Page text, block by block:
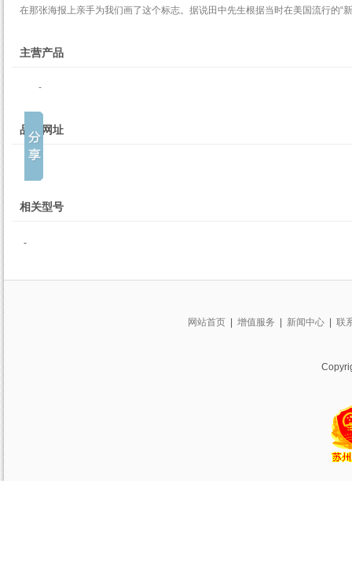
在那张海报上亲手为我们画了这个标志。据说田中先生根据当时在美国流行的“
主营产品
-
品牌网址
相关型号
-
网站首页 增值服务 新闻中心 联